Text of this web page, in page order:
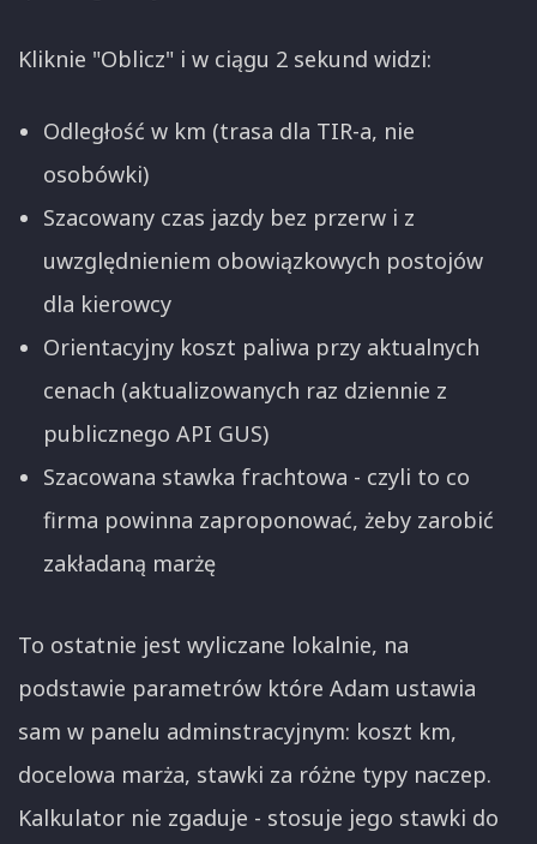
Kliknie "Oblicz" i w ciągu 2 sekund widzi:
Odległość w km (trasa dla TIR-a, nie
osobówki)
Szacowany czas jazdy bez przerw i z
uwzględnieniem obowiązkowych postojów
dla kierowcy
Orientacyjny koszt paliwa przy aktualnych
cenach (aktualizowanych raz dziennie z
publicznego API GUS)
Szacowana stawka frachtowa - czyli to co
firma powinna zaproponować, żeby zarobić
zakładaną marżę
To ostatnie jest wyliczane lokalnie, na
podstawie parametrów które Adam ustawia
sam w panelu adminstracyjnym: koszt km,
docelowa marża, stawki za różne typy naczep.
Kalkulator nie zgaduje - stosuje jego stawki do